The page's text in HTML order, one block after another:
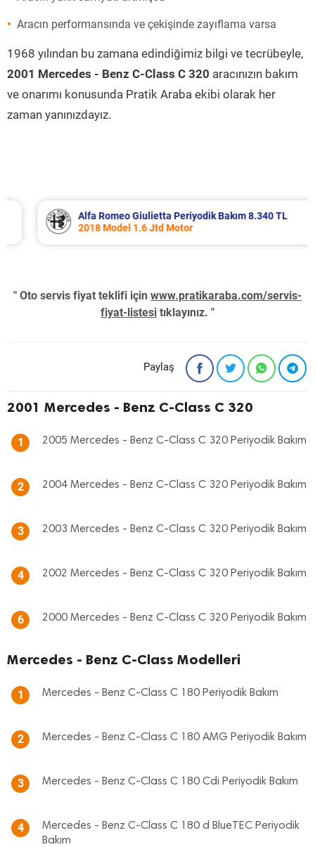
Aracın performansında ve çekişinde zayıflama varsa
1968 yılından bu zamana edindiğimiz bilgi ve tecrübeyle,
2001 Mercedes - Benz C-Class C 320 aracınızın bakım
ve onarımı konusunda Pratik Araba ekibi olarak her
zaman yanınızdayız.
Alfa Romeo Giulietta Periyodik Bakım 8.340 TL
2018 Model 1.6 Jtd Motor
" Oto servis fiyat teklifi için www.pratikaraba.com/servis-
fiyat-listesi tıklayınız. "
Paylaş
2001 Mercedes - Benz C-Class C 320
1 2005 Mercedes - Benz C-Class C 320 Periyodik Bakım
2 2004 Mercedes - Benz C-Class C 320 Periyodik Bakım
3 2003 Mercedes - Benz C-Class C 320 Periyodik Bakım
4 2002 Mercedes - Benz C-Class C 320 Periyodik Bakım
6 2000 Mercedes - Benz C-Class C 320 Periyodik Bakım
Mercedes - Benz C-Class Modelleri
1 Mercedes - Benz C-Class C 180 Periyodik Bakım
2 Mercedes - Benz C-Class C 180 AMG Periyodik Bakım
3 Mercedes - Benz C-Class C 180 Cdi Periyodik Bakım
4
Mercedes - Benz C-Class C 180 d BlueTEC Periyodik
Bakım